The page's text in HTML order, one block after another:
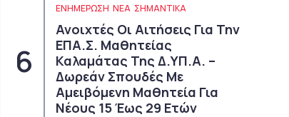
ΕΝΗΜΕΡΩΣΗ ΝΈΑ ΣΗΜΑΝΤΙΚΆ
Ανοιχτές Οι Αιτήσεις Για Την
ΕΠΑ.Σ. Μαθητείας
Καλαμάτας Της Δ.ΥΠ.Α. –
Δωρεάν Σπουδές Με
Αμειβόμενη Μαθητεία Για
Νέους 15 Έως 29 Ετών